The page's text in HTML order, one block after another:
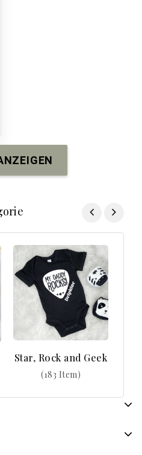
Croc - Prop-Ups - Harry
Star, Rock and Geek
(183 Item)